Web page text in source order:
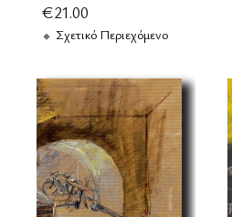
€21.00
Σχετικό Περιεχόμενο